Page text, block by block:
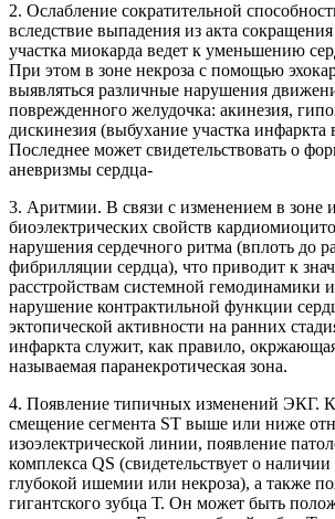
2. Ослабление сократительной
вследствие выпадения из акта
участка миокарда ведет к уменьшению
При этом в зоне некроза с помощью
выявляться различные нарушения
поврежденного желудочка: акинезия,
дискинезия (выбухание участка
Последнее может свидетельствовать о
аневризмы сердца-
3. Аритмии. В связи с изменением в зоне
биоэлектрических свойств
нарушения сердечного ритма (вплоть до
фибрилляции сердца), что приводит к
расстройствам системной гемодинамики и
нарушение контрактильной функции
эктопической активности на ранних
инфаркта служит, как правило,
называемая паранекротическая зона.
4. Появление типичных изменений ЭКГ. К
смещение сегмента ST выше или ниже
изоэлектрической линии, появление
комплекса QS (свидетельствует о
глубокой ишемии или некроза), а также
гигантского зубца Т. Он может быть